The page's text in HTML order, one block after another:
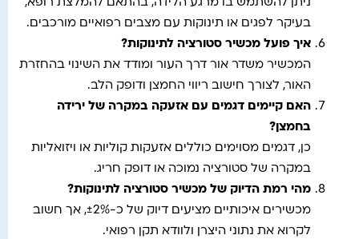
ניתן להשתמש בו מרגע הלידה, בהתאם להמלצת רופא,
בעיקר לפגים או תינוקות עם מצבים רפואיים מורכבים.
איך פועל מכשיר סטורציה לתינוקות?
המכשיר משדר אור דרך העור ומודד את השינוי בהחזרת
האור, לצורך חישוב ריווי החמצן ודופק הלב.
האם קיימים דגמים עם אזעקה במקרה של ירידה
בחמצן ?
כן, דגמים מסוימים כוללים אזעקות קוליות או ויזואליות
במקרה של סטורציה נמוכה או דופק חריג.
מהי רמת הדיוק של מכשיר סטורציה לתינוקות?
מכשירים איכותיים מציעים דיוק של כ-±2%, אך חשוב
לקרוא את נתוני היצרן ולוודא תקן רפואי.